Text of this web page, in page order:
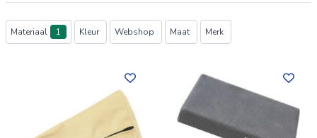
Producten
Materiaal 1 Kleur Webshop Maat Merk